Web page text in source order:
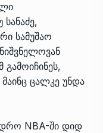
სამუშაო
გამოიჩინეს,
ცალკე უნდა
NBA-ში დიდ